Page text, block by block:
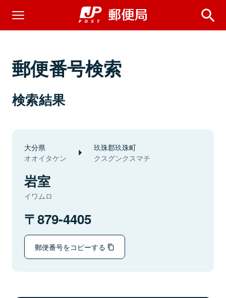
郵便番号検索
検索結果
大分県
オオイタケン
玖珠郡玖珠町
クスグンクスマチ
岩室
イワムロ
879-4405
郵便番号をコピーする